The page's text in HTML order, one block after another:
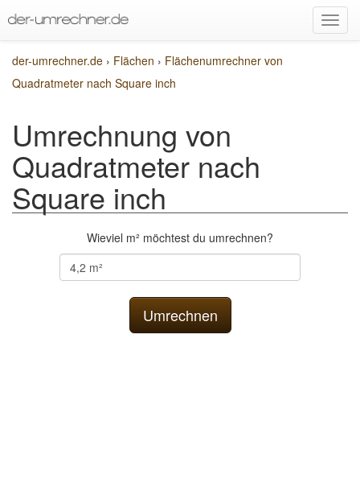
der-umrechner.de › Flächen › Flächenumrechner von
Quadratmeter nach Square inch
Umrechnung von
Quadratmeter nach
Square inch
Wieviel m² möchtest du umrechnen?